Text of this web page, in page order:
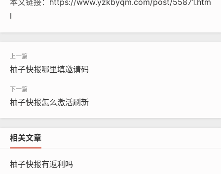
l
柚子快报哪里填邀请码
柚子快报怎么激活刷新
相关文章
柚子快报有返利吗